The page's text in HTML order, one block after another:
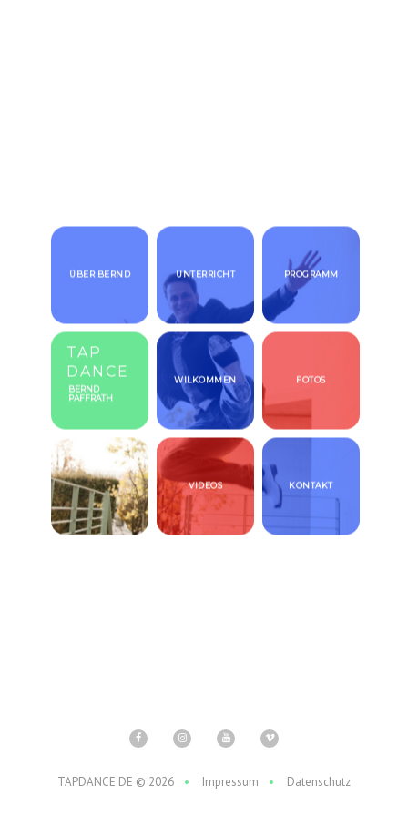
ÜBER BERND UNTERRICHT PROGRAMM
TAP
DANCE
BERND
PAFFRATH
WILKOMMEN FOTOS
VIDEOS KONTAKT
TAPDANCE.DE © 2026 Impressum Datenschutz